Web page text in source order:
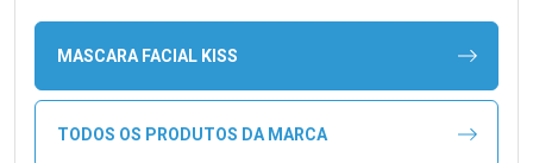
MASCARA FACIAL KISS
TODOS OS PRODUTOS DA MARCA